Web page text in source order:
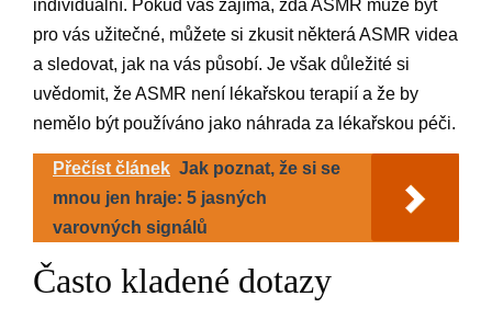
individuální. Pokud vás zajímá, zda ASMR může být
pro vás užitečné, můžete si zkusit některá ASMR videa
a sledovat, jak na vás působí. Je však důležité si
uvědomit, že ASMR není lékařskou terapií a že by
nemělo být používáno jako náhrada za lékařskou péči.
Přečíst článek Jak poznat, že si se
mnou jen hraje: 5 jasných
varovných signálů
Často kladené dotazy